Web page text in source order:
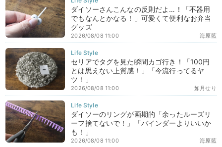
ダイソーさんこんなの反則だよ…！「不器用
でもなんとかなる！」可愛くて便利なお弁当
グッズ
海原藍
2026/08/08 11:00
セリアでタグを見た瞬間カゴ行き！「100円
とは思えない上質感！」「今流行ってるヤ
ツ！」
如月せり
2026/08/08 11:00
ダイソーのリングが画期的「余ったルーズリ
ーフ捨てないで！」「バインダーよりいいか
も！」
海原藍
2026/08/08 11:00